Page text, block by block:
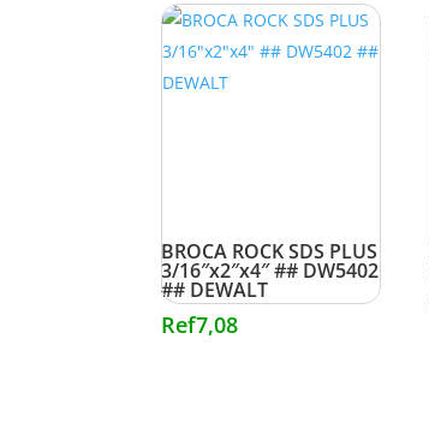
BROCA ROCK SDS PLUS
3/16″x2″x4″ ## DW5402
## DEWALT
Ref7,08